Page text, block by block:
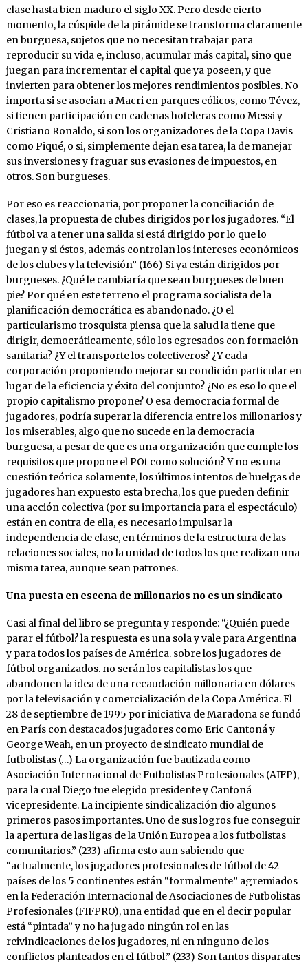
clase hasta bien maduro el siglo XX. Pero desde cierto
momento, la cúspide de la pirámide se transforma claramente
en burguesa, sujetos que no necesitan trabajar para
reproducir su vida e, incluso, acumular más capital, sino que
juegan para incrementar el capital que ya poseen, y que
invierten para obtener los mejores rendimientos posibles. No
importa si se asocian a Macri en parques eólicos, como Tévez,
si tienen participación en cadenas hoteleras como Messi y
Cristiano Ronaldo, si son los organizadores de la Copa Davis
como Piqué, o si, simplemente dejan esa tarea, la de manejar
sus inversiones y fraguar sus evasiones de impuestos, en
otros. Son burgueses.
Por eso es reaccionaria, por proponer la conciliación de
clases, la propuesta de clubes dirigidos por los jugadores. “El
fútbol va a tener una salida si está dirigido por lo que lo
juegan y si éstos, además controlan los intereses económicos
de los clubes y la televisión” (166) Si ya están dirigidos por
burgueses. ¿Qué le cambiaría que sean burgueses de buen
pie? Por qué en este terreno el programa socialista de la
planificación democrática es abandonado. ¿O el
particularismo trosquista piensa que la salud la tiene que
dirigir, democráticamente, sólo los egresados con formación
sanitaria? ¿Y el transporte los colectiveros? ¿Y cada
corporación proponiendo mejorar su condición particular en
lugar de la eficiencia y éxito del conjunto? ¿No es eso lo que el
propio capitalismo propone? O esa democracia formal de
jugadores, podría superar la diferencia entre los millonarios y
los miserables, algo que no sucede en la democracia
burguesa, a pesar de que es una organización que cumple los
requisitos que propone el POt como solución? Y no es una
cuestión teórica solamente, los últimos intentos de huelgas de
jugadores han expuesto esta brecha, los que pueden definir
una acción colectiva (por su importancia para el espectáculo)
están en contra de ella, es necesario impulsar la
independencia de clase, en términos de la estructura de las
relaciones sociales, no la unidad de todos los que realizan una
misma tarea, aunque sean patrones.
Una puesta en escena de millonarios no es un sindicato
Casi al final del libro se pregunta y responde: “¿Quién puede
parar el fútbol? la respuesta es una sola y vale para Argentina
y para todos los países de América. sobre los jugadores de
fútbol organizados. no serán los capitalistas los que
abandonen la idea de una recaudación millonaria en dólares
por la televisación y comercialización de la Copa América. El
28 de septiembre de 1995 por iniciativa de Maradona se fundó
en París con destacados jugadores como Eric Cantoná y
George Weah, en un proyecto de sindicato mundial de
futbolistas (…) La organización fue bautizada como
Asociación Internacional de Futbolistas Profesionales (AIFP),
para la cual Diego fue elegido presidente y Cantoná
vicepresidente. La incipiente sindicalización dio algunos
primeros pasos importantes. Uno de sus logros fue conseguir
la apertura de las ligas de la Unión Europea a los futbolistas
comunitarios.” (233) afirma esto aun sabiendo que
“actualmente, los jugadores profesionales de fútbol de 42
países de los 5 continentes están “formalmente” agremiados
en la Federación Internacional de Asociaciones de Futbolistas
Profesionales (FIFPRO), una entidad que en el decir popular
está “pintada” y no ha jugado ningún rol en las
reivindicaciones de los jugadores, ni en ninguno de los
conflictos planteados en el fútbol.” (233) Son tantos disparates